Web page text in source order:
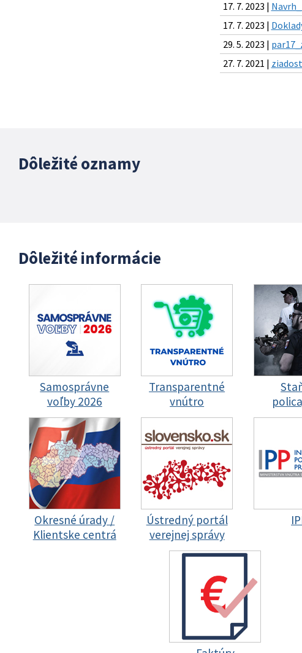
17. 7. 2023 |
17. 7. 2023 |
29. 5. 2023 |
27. 7. 2021 |
Dôležité oznamy
Dôležité informácie
Samosprávne
voľby 2026
Transparentné
vnútro
Okresné úrady /
Klientske centrá
Ústredný portál
verejnej správy